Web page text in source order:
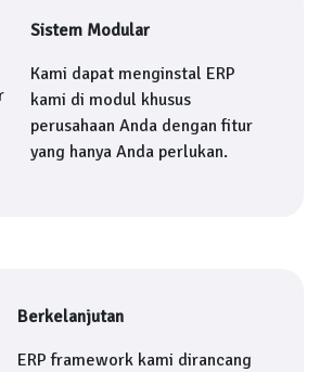
Sistem Modular
Kami dapat menginstal ERP
kami di modul khusus
perusahaan Anda dengan fitur
yang hanya Anda perlukan.
Berkelanjutan
ERP framework kami dirancang